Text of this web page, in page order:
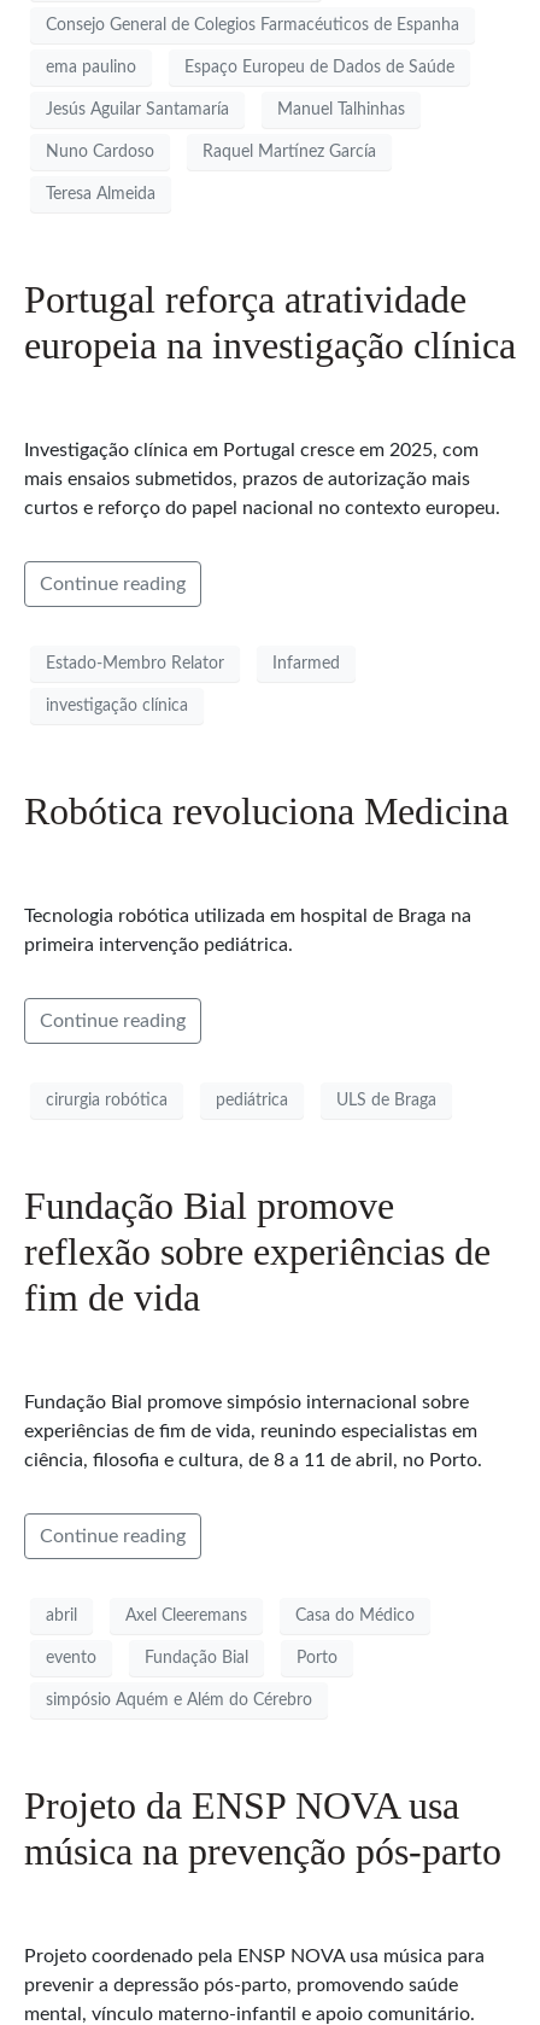
Consejo General de Colegios Farmacéuticos de Espanha
ema paulino Espaço Europeu de Dados de Saúde
Jesús Aguilar Santamaría Manuel Talhinhas
Nuno Cardoso Raquel Martínez García
Teresa Almeida
Portugal reforça atratividade
europeia na investigação clínica
Investigação clínica em Portugal cresce em 2025, com
mais ensaios submetidos, prazos de autorização mais
curtos e reforço do papel nacional no contexto europeu.
Continue reading
Estado-Membro Relator Infarmed
investigação clínica
Robótica revoluciona Medicina
Tecnologia robótica utilizada em hospital de Braga na
primeira intervenção pediátrica.
Continue reading
cirurgia robótica pediátrica ULS de Braga
Fundação Bial promove
reflexão sobre experiências de
fim de vida
Fundação Bial promove simpósio internacional sobre
experiências de fim de vida, reunindo especialistas em
ciência, filosofia e cultura, de 8 a 11 de abril, no Porto.
Continue reading
abril Axel Cleeremans Casa do Médico
evento Fundação Bial Porto
simpósio Aquém e Além do Cérebro
Projeto da ENSP NOVA usa
música na prevenção pós-parto
Projeto coordenado pela ENSP NOVA usa música para
prevenir a depressão pós-parto, promovendo saúde
mental, vínculo materno-infantil e apoio comunitário.